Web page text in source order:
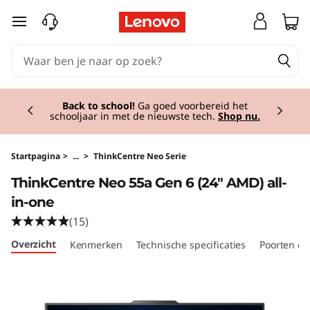
T
k
C
e
n
Ga naar de hoofdinhoud
Back to school! Ga goed voorbereid het
schooljaar in met de nieuwste tech. Shop nu.
Startpagina > ... > ThinkCentre Neo Serie
ThinkCentre Neo 55a Gen 6 (24″ AMD) all-
in-one
(15)
Overzicht Kenmerken Technische specificaties Poorten